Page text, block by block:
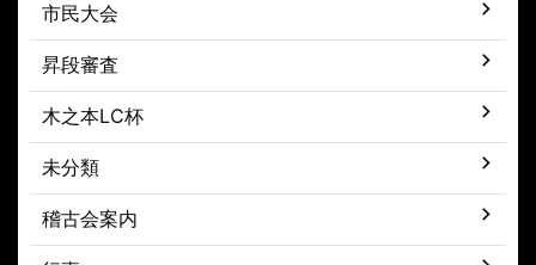
市民大会
昇段審査
木之本LC杯
未分類
稽古会案内